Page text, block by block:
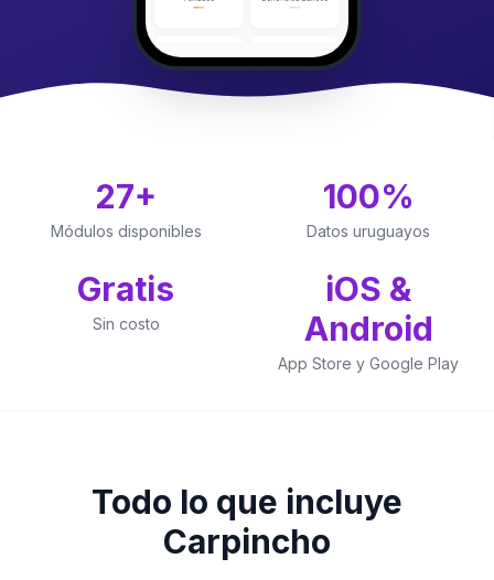
27+
Módulos disponibles
100%
Datos uruguayos
Gratis
Sin costo
iOS &
Android
App Store y Google Play
Todo lo que incluye
Carpincho